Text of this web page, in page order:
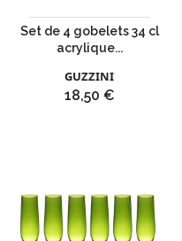
Set de 4 gobelets 34 cl
acrylique...
GUZZINI
Prix
18,50 €